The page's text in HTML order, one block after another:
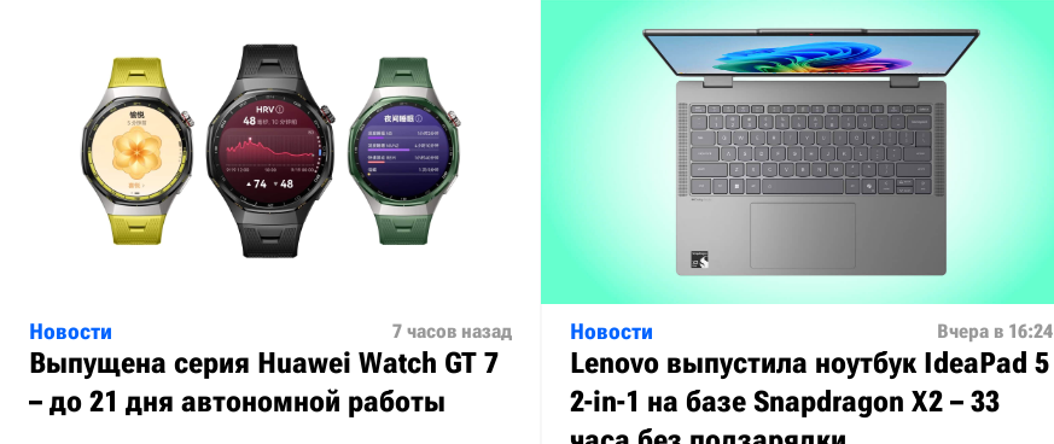
Новости 7 часов назад
Выпущена серия Huawei Watch GT 7
– до 21 дня автономной работы
Новости Вчера в 16:24
Lenovo выпустила ноутбук IdeaPad 5
2-in-1 на базе Snapdragon X2 – 33